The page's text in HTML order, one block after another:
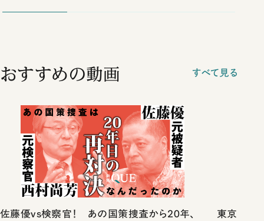
おすすめの動画 すべて見る
佐藤優vs検察官！ あの国策捜査から20年、
東京は都